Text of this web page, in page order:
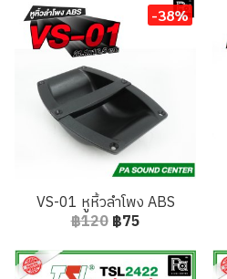
-38%
VS-01 หูหิ้วลำโพง ABS
฿120 ฿75